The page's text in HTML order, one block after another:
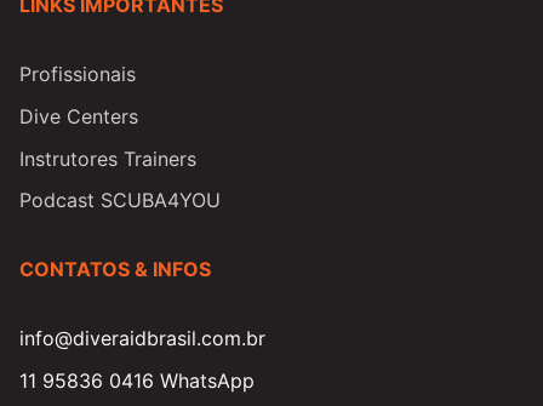
LINKS IMPORTANTES
Profissionais
Dive Centers
Instrutores Trainers
Podcast SCUBA4YOU
CONTATOS & INFOS
info@diveraidbrasil.com.br
11 95836 0416 WhatsApp